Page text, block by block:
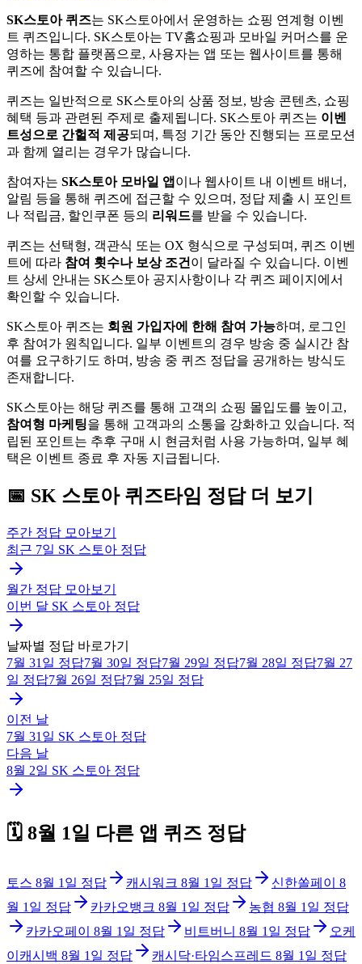
SK스토아 퀴즈는 SK스토아에서 운영하는 쇼핑 연계형 이벤
트 퀴즈입니다. SK스토아는 TV홈쇼핑과 모바일 커머스를 운
영하는 통합 플랫폼으로, 사용자는 앱 또는 웹사이트를 통해
퀴즈에 참여할 수 있습니다.
퀴즈는 일반적으로 SK스토아의 상품 정보, 방송 콘텐츠, 쇼핑
혜택 등과 관련된 주제로 출제됩니다. SK스토아 퀴즈는 이벤
트성으로 간헐적 제공되며, 특정 기간 동안 진행되는 프로모션
과 함께 열리는 경우가 많습니다.
참여자는 SK스토아 모바일 앱 이나 웹사이트 내 이벤트 배너,
알림 등을 통해 퀴즈에 접근할 수 있으며, 정답 제출 시 포인트
나 적립금, 할인쿠폰 등의 리워드를 받을 수 있습니다.
퀴즈는 선택형, 객관식 또는 OX 형식으로 구성되며, 퀴즈 이벤
트에 따라 참여 횟수나 보상 조건 이 달라질 수 있습니다. 이벤
트 상세 안내는 SK스토아 공지사항이나 각 퀴즈 페이지에서
확인할 수 있습니다.
SK스토아 퀴즈는 회원 가입자에 한해 참여 가능하며, 로그인
후 참여가 원칙입니다. 일부 이벤트의 경우 방송 중 실시간 참
여를 요구하기도 하며, 방송 중 퀴즈 정답을 공개하는 방식도
존재합니다.
SK스토아는 해당 퀴즈를 통해 고객의 쇼핑 몰입도를 높이고,
참여형 마케팅을 통해 고객과의 소통을 강화하고 있습니다. 적
립된 포인트는 추후 구매 시 현금처럼 사용 가능하며, 일부 혜
택은 이벤트 종료 후 자동 지급됩니다.
📅 SK 스토아 퀴즈타임 정답 더 보기
주간 정답 모아보기
최근 7일 SK 스토아 정답
월간 정답 모아보기
이번 달 SK 스토아 정답
날짜별 정답 바로가기
7월 31일 정답7월 30일 정답7월 29일 정답7월 28일 정답7월 27
일 정답7월 26일 정답7월 25일 정답
이전 날
7월 31일 SK 스토아 정답
다음 날
8월 2일 SK 스토아 정답
🗓️ 8월 1일 다른 앱 퀴즈 정답
토스 8월 1일 정답 캐시워크 8월 1일 정답 신한쏠페이
8
월 1일 정답 카카오뱅크 8월 1일 정답 농협 8월 1일 정답
카카오페이
8월 1일 정답 비트버니 8월 1일 정답
오케
이캐시백 8월 1일 정답 캐시닥·타임스프레드 8월 1일 정답